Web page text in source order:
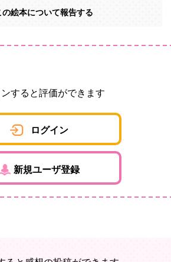
の絵本について報告する
ンすると評価ができます
ログイン
新規ユーザ登録